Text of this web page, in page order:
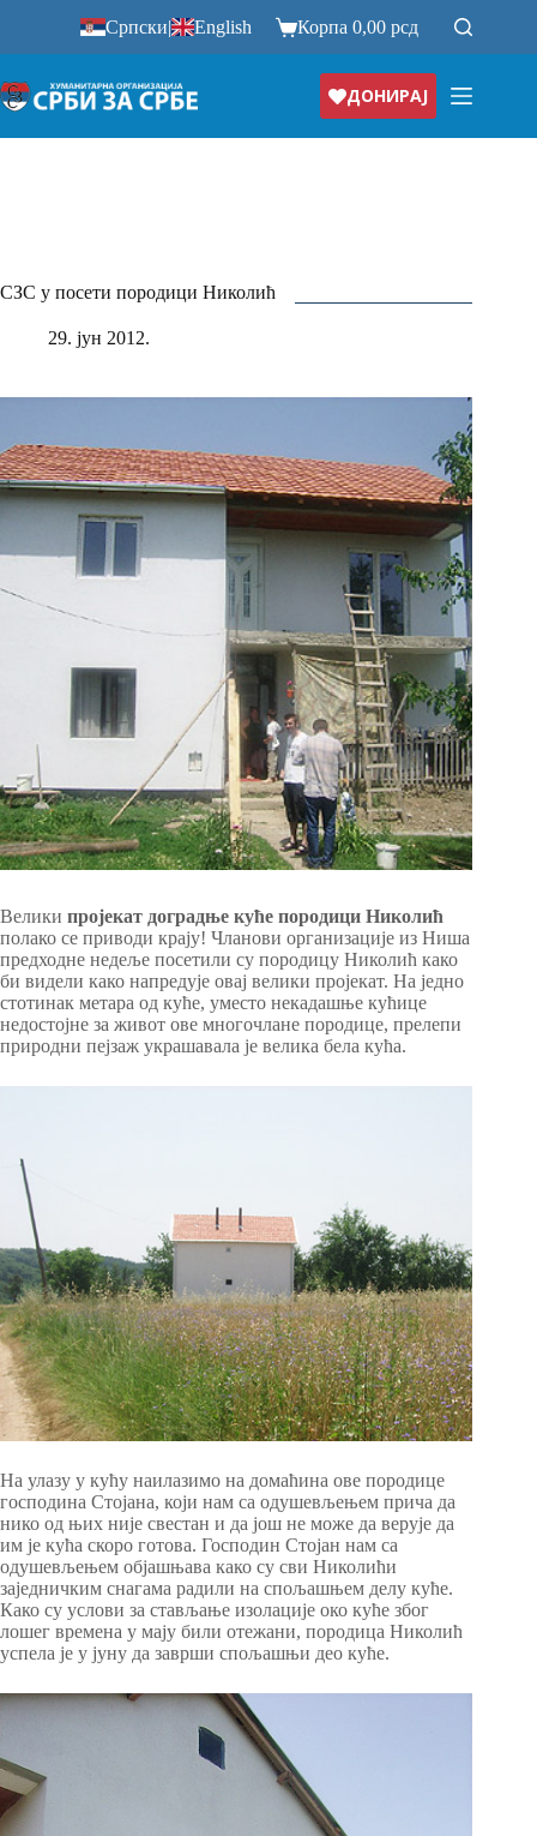
Српски| English Корпа0,00рсд
ДОНИРАЈ
СЗС у посети породици Николић
29. јун 2012.
Велики пројекат доградње куће породици Николић
полако се приводи крају! Чланови организације из Ниша
предходне недеље посетили су породицу Николић како
би видели како напредује овај велики пројекат. На једно
стотинак метара од куће, уместо некадашње кућице
недостојне за живот ове многочлане породице, прелепи
природни пејзаж украшавала је велика бела кућа.
На улазу у кућу наилазимо на домаћина ове породице
господина Стојана, који нам са одушевљењем прича да
нико од њих није свестан и да још не може да верује да
им је кућа скоро готова. Господин Стојан нам са
одушевљењем објашњава како су сви Николићи
заједничким снагама радили на спољашњем делу куће.
Како су услови за стављање изолације око куће због
лошег времена у мају били отежани, породица Николић
успела је у јуну да заврши спољашњи део куће.